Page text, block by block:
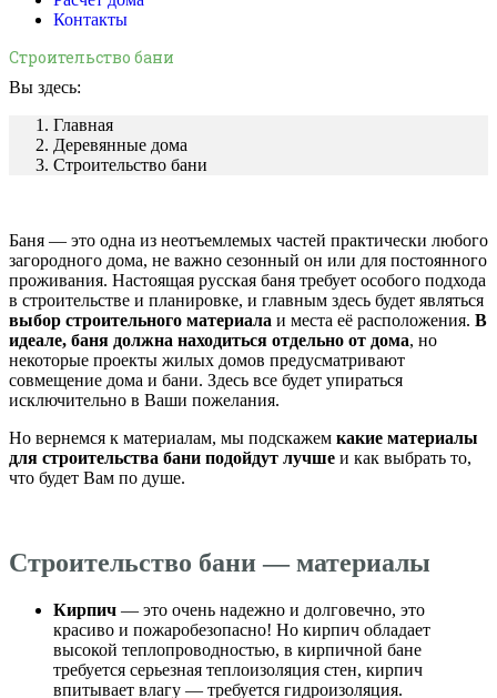
Контакты
Строительство бани
Вы здесь:
Главная
Деревянные дома
Строительство бани
Баня — это одна из неотъемлемых частей практически любого
загородного дома, не важно сезонный он или для постоянного
проживания. Настоящая русская баня требует особого подхода
в строительстве и планировке, и главным здесь будет являться
выбор строительного материала и места её расположения. В
идеале, баня должна находиться отдельно от дома, но
некоторые проекты жилых домов предусматривают
совмещение дома и бани. Здесь все будет упираться
исключительно в Ваши пожелания.
Но вернемся к материалам, мы подскажем какие материалы
для строительства бани подойдут лучше и как выбрать то,
что будет Вам по душе.
Строительство бани — материалы
Кирпич — это очень надежно и долговечно, это
красиво и пожаробезопасно! Но кирпич обладает
высокой теплопроводностью, в кирпичной бане
требуется серьезная теплоизоляция стен, кирпич
впитывает влагу — требуется гидроизоляция.